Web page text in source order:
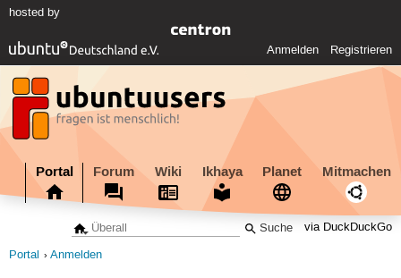
hosted by
Anmelden Registrieren
Portal Forum Wiki Ikhaya Planet Mitmachen
via DuckDuckGo
Portal Anmelden